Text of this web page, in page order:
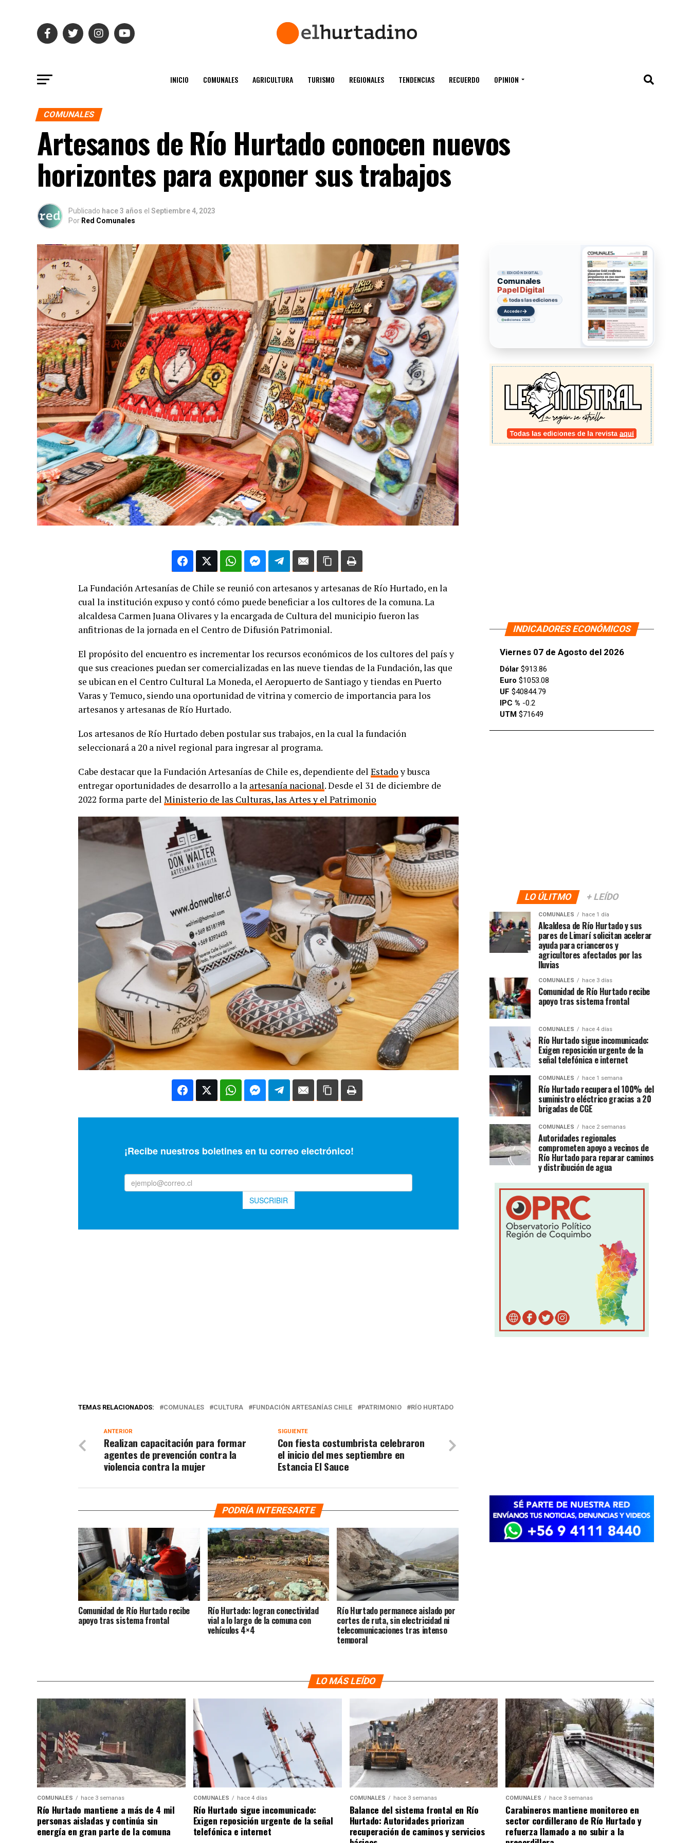
INICIO COMUNALES AGRICULTURA TURISMO REGIONALES TENDENCIAS RECUERDO OPINION
COMUNALES
Artesanos de Río Hurtado conocen nuevos
horizontes para exponer sus trabajos
Publicado hace 3 años el Septiembre 4, 2023
Por Red Comunales
La Fundación Artesanías de Chile se reunió con artesanos y artesanas de Río Hurtado, en la
cual la institución expuso y contó cómo puede beneficiar a los cultores de la comuna. La
alcaldesa Carmen Juana Olivares y la encargada de Cultura del municipio fueron las
anfitrionas de la jornada en el Centro de Difusión Patrimonial.
El propósito del encuentro es incrementar los recursos económicos de los cultores del país y
que sus creaciones puedan ser comercializadas en las nueve tiendas de la Fundación, las que
se ubican en el Centro Cultural La Moneda, el Aeropuerto de Santiago y tiendas en Puerto
Varas y Temuco, siendo una oportunidad de vitrina y comercio de importancia para los
artesanos y artesanas de Río Hurtado.
Los artesanos de Río Hurtado deben postular sus trabajos, en la cual la fundación
seleccionará a 20 a nivel regional para ingresar al programa.
Cabe destacar que la Fundación Artesanías de Chile es, dependiente del Estadoy busca
entregar oportunidades de desarrollo a la artesanía nacional. Desde el 31 de diciembre de
2022 forma parte del Ministerio de las Culturas, las Artes y el Patrimonio
TEMAS RELACIONADOS: COMUNALES CULTURA FUNDACIÓN ARTESANÍAS CHILE PATRIMONIO RÍO HURTADO
SIGUIENTE
Con fiesta costumbrista celebraron
el inicio del mes septiembre en
Estancia El Sauce
ANTERIOR
Realizan capacitación para formar
agentes de prevención contra la
violencia contra la mujer
PODRÍA INTERESARTE
Comunidad de Río Hurtado recibe
apoyo tras sistema frontal
Río Hurtado: logran conectividad
vial a lo largo de la comuna con
vehículos 4×4
Río Hurtado permanece aislado por
cortes de ruta, sin electricidad ni
telecomunicaciones tras intenso
temporal
EDICIÓN DIGITAL
Comunales
Papel Digital
todas las ediciones
Acceder→
ediciones 2026
INDICADORES ECONÓMICOS
Viernes 07 de Agosto del 2026
Dólar $913.86
Euro $1053.08
UF $40844.79
IPC % -0.2
UTM $71649
LO ÚLITMO + LEÍDO
COMUNALES hace 1 día
Alcaldesa de Río Hurtado y sus
pares de Limarí solicitan acelerar
ayuda para crianceros y
agricultores afectados por las
lluvias
COMUNALES hace 3 días
Comunidad de Río Hurtado recibe
apoyo tras sistema frontal
COMUNALES hace 4 días
Río Hurtado sigue incomunicado:
Exigen reposición urgente de la
señal telefónica e internet
COMUNALES hace 1 semana
Río Hurtado recupera el 100% del
suministro eléctrico gracias a 20
brigadas de CGE
COMUNALES hace 2 semanas
Autoridades regionales
comprometen apoyo a vecinos de
Río Hurtado para reparar caminos
y distribución de agua
LO MÁS LEÍDO
COMUNALES hace 3 semanas
Río Hurtado mantiene a más de 4 mil
personas aisladas y continúa sin
energía en gran parte de la comuna
COMUNALES hace 4 días
Río Hurtado sigue incomunicado:
Exigen reposición urgente de la señal
telefónica e internet
COMUNALES hace 3 semanas
Balance del sistema frontal en Río
Hurtado: Autoridades priorizan
recuperación de caminos y servicios
COMUNALES hace 3 semanas
Carabineros mantiene monitoreo en
sector cordillerano de Río Hurtado y
refuerza llamado a no subir a la